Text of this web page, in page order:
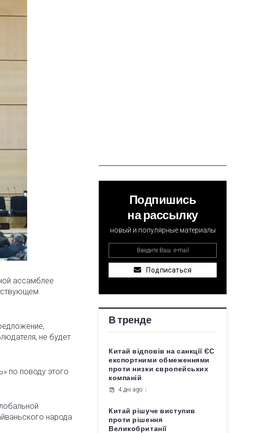
ассамблее
не будет
по поводу этого
народа
Подпишись
на рассылку
новый и популярные материалы
Подписаться
В тренде
Китай відповів на санкції ЄС
експортними обмеженнями
проти низки європейських
компаній
4 дні ago
Китай рішуче виступив
проти рішення
Великобританії